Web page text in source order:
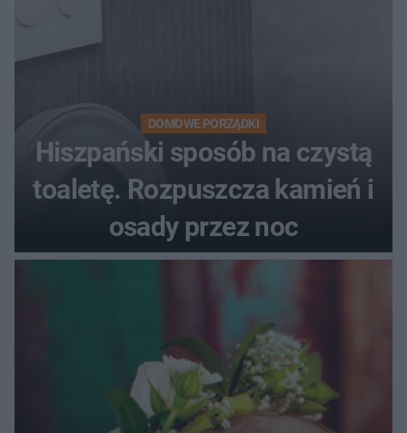
DOMOWE PORZĄDKI
Hiszpański sposób na czystą
toaletę. Rozpuszcza kamień i
osady przez noc